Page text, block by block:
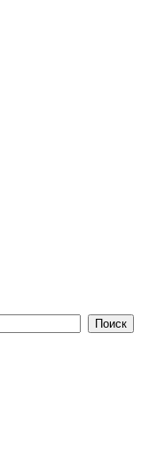
Поиск